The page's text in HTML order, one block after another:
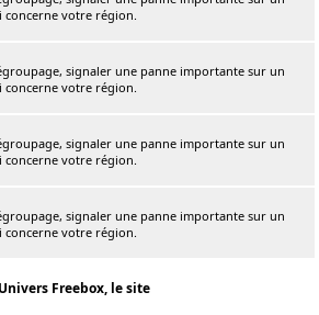
concerne votre région.
signaler une panne importante sur un
concerne votre région.
signaler une panne importante sur un
concerne votre région.
signaler une panne importante sur un
concerne votre région.
Univers Freebox, le site